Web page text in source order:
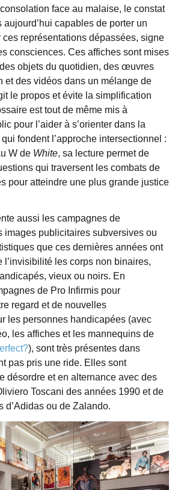
face au malaise, le constat
capables de porter un
ces représentations dépassées, signe
consciences. Ces affiches sont mises
objets du quotidien, des œuvres
et des vidéos dans un mélange de
le propos et évite la simplification
est tout de même mis à
pour l’aider à s’orienter dans la
fondent l’approche intersectionnel :
W de White, sa lecture permet de
qui traversent les combats de
pour atteindre une plus grande justice
aussi les campagnes de
images publicitaires subversives ou
que ces dernières années ont
l’invisibilité les corps non binaires,
vieux ou noirs. En
de Pro Infirmis pour
regard et de nouvelles
les personnes handicapées (avec
les affiches et les mannequins de
), sont très présentes dans
pas pris une ride. Elles sont
désordre et en alternance avec des
Toscani des années 1990 et de
d’Adidas ou de Zalando.